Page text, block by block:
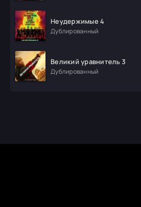
Неудержимые 4
Дублированный
Великий уравнитель 3
Дублированный